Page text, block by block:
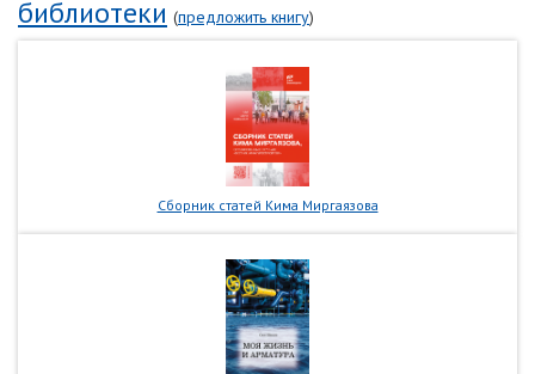
библиотеки (предложить книгу)
Сборник статей Кима Миргаязова